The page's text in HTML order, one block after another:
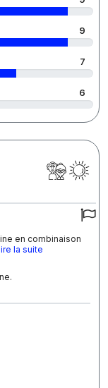
9
7
6
en combinaison
la suite